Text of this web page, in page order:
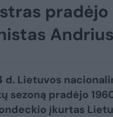
pradėjo
d. Lietuvos
sezoną pradėjo
įkurtas